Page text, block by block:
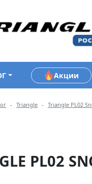
Акции
по
Triangle Triangle PL02
PL02